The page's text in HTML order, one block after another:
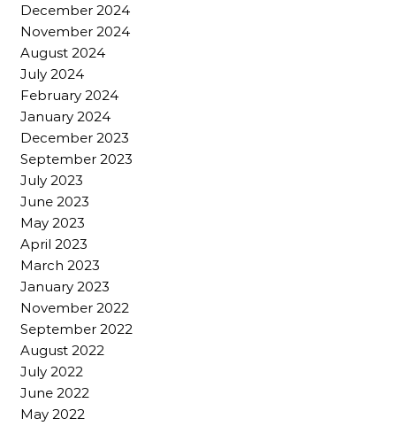
December 2024
November 2024
August 2024
July 2024
February 2024
January 2024
December 2023
September 2023
July 2023
June 2023
May 2023
April 2023
March 2023
January 2023
November 2022
September 2022
August 2022
July 2022
June 2022
May 2022